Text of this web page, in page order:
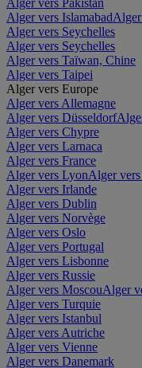
Alger vers Islamabad
Alger vers Seychelles
Alger vers Seychelles
Alger vers Taïwan, Chine
Alger vers Taipei
Alger vers Europe
Alger vers Allemagne
Alger vers Düsseldorf
Alger vers Chypre
Alger vers Larnaca
Alger vers France
Alger vers LyonAlger
Alger vers Irlande
Alger vers Dublin
Alger vers Norvège
Alger vers Oslo
Alger vers Portugal
Alger vers Lisbonne
Alger vers Russie
Alger vers MoscouAlger
Alger vers Turquie
Alger vers Istanbul
Alger vers Autriche
Alger vers Vienne
Alger vers Danemark